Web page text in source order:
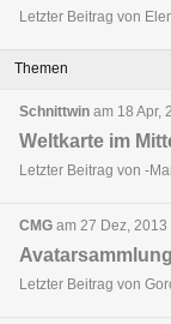
Letzter Beitrag von
Themen
Schnittwin am 18 Apr,
Weltkarte im
Letzter Beitrag von -
CMG am 27 Dez, 2013
Avatarsammlung
Letzter Beitrag von